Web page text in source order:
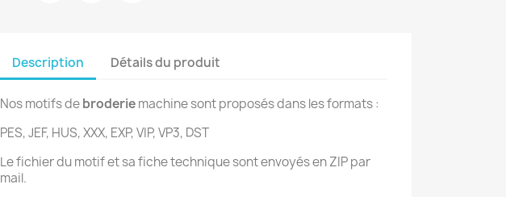
Description Détails du produit
Nos motifs debroderiemachine sont proposés dans les formats :
PES, JEF, HUS, XXX, EXP, VIP, VP3, DST
Le fichier du motif et sa fiche technique sont envoyés en ZIP par
mail.